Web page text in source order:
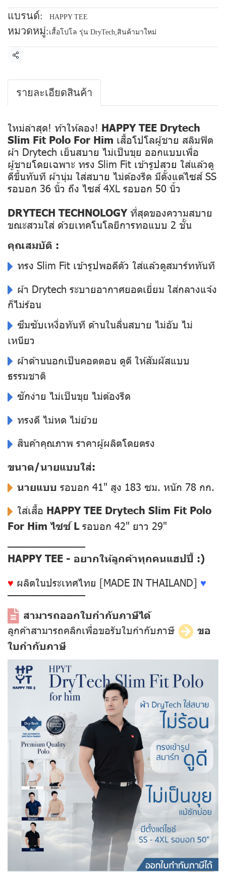
แบรนด์: HAPPY TEE
หมวดหมู่: เสื้อโปโล รุ่น DryTech,สินค้ามาใหม่
แชร์
รายละเอียดสินค้า
ใหม่ล่าสุด! ท้าให้ลอง! HAPPY TEE Drytech
Slim Fit Polo For Him เสื้อโปโลผู้ชาย สลิมฟิต
ผ้า Drytech เย็นสบาย ไม่เป็นขุย ออกแบบเพื่อ
ผู้ชายโดยเฉพาะ ทรง Slim Fit เข้ารูปสวย ใส่แล้วดู
ดีขึ้นทันที ผ้านุ่ม ใส่สบาย ไม่ต้องรีด มีตั้งแต่ไซส์ SS
รอบอก 36 นิ้ว ถึง ไซส์ 4XL รอบอก 50 นิ้ว
DRYTECH TECHNOLOGYที่สุดของความสบาย
ขณะสวมใส่ ด้วยเทคโนโลยีการทอแบบ 2 ชั้น
คุณสมบัติ :
ทรง Slim Fit เข้ารูปพอดีตัว ใส่แล้วดูสมาร์ททันที
ผ้า Drytech ระบายอากาศยอดเยี่ยม ใส่กลางแจ้ง
ก็ไม่ร้อน
ซึมซับเหงื่อทันที ด้านในลื่นสบาย ไม่อับ ไม่
เหนียว
ผ้าด้านนอกเป็นคอตตอน ดูดี ให้สัมผัสแบบ
ธรรมชาติ
ซักง่าย ไม่เป็นขุย ไม่ต้องรีด
ทรงดี ไม่หด ไม่ย้วย
สินค้าคุณภาพ ราคาผู้ผลิตโดยตรง
ขนาด/นายแบบใส่:
นายแบบ รอบอก 41" สูง 183 ซม. หนัก 78 กก.
ใส่เสื้อ HAPPY TEE Drytech Slim Fit Polo
For Him ไซซ์ Lรอบอก 42" ยาว 29"
––––––––––––––
HAPPY TEE - อยากให้ลูกค้าทุกคนแฮปปี้ :)
♥ ผลิตในประเทศไทย [MADE IN THAILAND] ♥
––––––––––––––
สามารถออกใบกำกับภาษีได้
ลูกค้าสามารถคลิกเพื่อขอรับใบกำกับภาษี
ขอ
ใบกำกับภาษี